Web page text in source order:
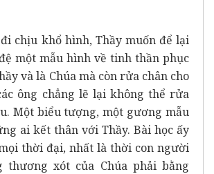
chịu khổ hình, Thầy muốn để lại
một mẫu hình về tinh thần phục
và là Chúa mà còn rửa chân cho
ông chẳng lẽ lại không thể rửa
Một biểu tượng, một gương mẫu
ai kết thân với Thầy. Bài học ấy
thời đại, nhất là thời con người
thương xót của Chúa phải bằng